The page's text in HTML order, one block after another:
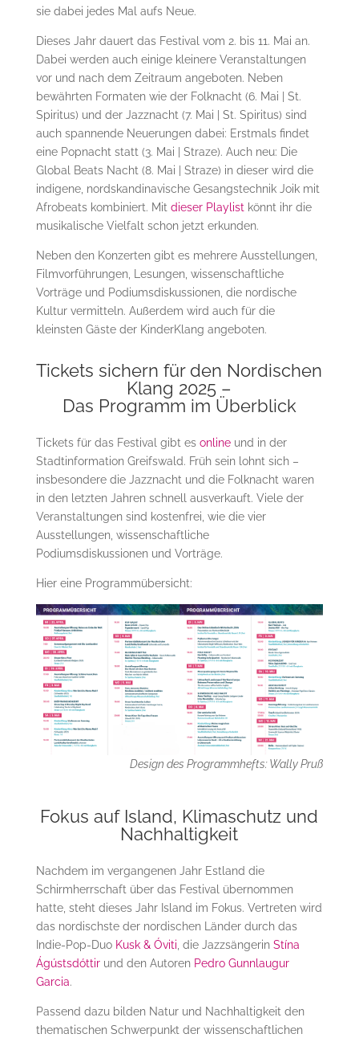
sie dabei jedes Mal aufs Neue.
Dieses Jahr dauert das Festival vom 2. bis 11. Mai an.
Dabei werden auch einige kleinere Veranstaltungen
vor und nach dem Zeitraum angeboten. Neben
bewährten Formaten wie der Folknacht (6. Mai | St.
Spiritus) und der Jazznacht (7. Mai | St. Spiritus) sind
auch spannende Neuerungen dabei: Erstmals findet
eine Popnacht statt (3. Mai | Straze). Auch neu: Die
Global Beats Nacht (8. Mai | Straze) in dieser wird die
indigene, nordskandinavische Gesangstechnik Joik mit
Afrobeats kombiniert. Mit dieser Playlist könnt ihr die
musikalische Vielfalt schon jetzt erkunden.
Neben den Konzerten gibt es mehrere Ausstellungen,
Filmvorführungen, Lesungen, wissenschaftliche
Vorträge und Podiumsdiskussionen, die nordische
Kultur vermitteln. Außerdem wird auch für die
kleinsten Gäste der KinderKlang angeboten.
Tickets sichern für den Nordischen
Klang 2025 –
Das Programm im Überblick
Tickets für das Festival gibt es onlineund in der
Stadtinformation Greifswald. Früh sein lohnt sich –
insbesondere die Jazznacht und die Folknacht waren
in den letzten Jahren schnell ausverkauft. Viele der
Veranstaltungen sind kostenfrei, wie die vier
Ausstellungen, wissenschaftliche
Podiumsdiskussionen und Vorträge.
Hier eine Programmübersicht:
Design des Programmhefts: Wally Pruß
Fokus auf Island, Klimaschutz und
Nachhaltigkeit
Nachdem im vergangenen Jahr Estland die
Schirmherrschaft über das Festival übernommen
hatte, steht dieses Jahr Island im Fokus. Vertreten wird
das nordischste der nordischen Länder durch das
Indie-Pop-Duo Kusk & Óviti , die Jazzsängerin Stína
Ágústsdóttir und den Autoren Pedro Gunnlaugur
Garcia.
Passend dazu bilden Natur und Nachhaltigkeit den
thematischen Schwerpunkt der wissenschaftlichen